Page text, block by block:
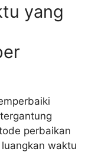
yang
perbaikan
waktu